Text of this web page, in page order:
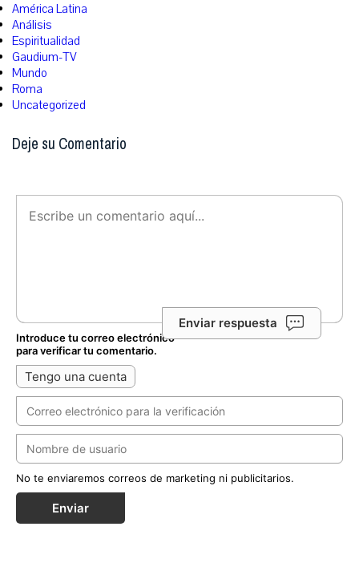
América Latina
Análisis
Espiritualidad
Gaudium-TV
Mundo
Roma
Uncategorized
Deje su Comentario
Enviar respuesta
Introduce tu correo electrónico
para verificar tu comentario.
Tengo una cuenta
No te enviaremos correos de marketing ni publicitarios.
Enviar